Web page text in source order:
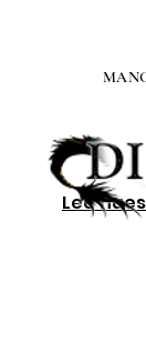
Lee